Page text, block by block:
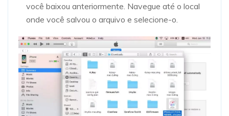
você baixou anteriormente. Navegue até o local
onde você salvou o arquivo e selecione-o.